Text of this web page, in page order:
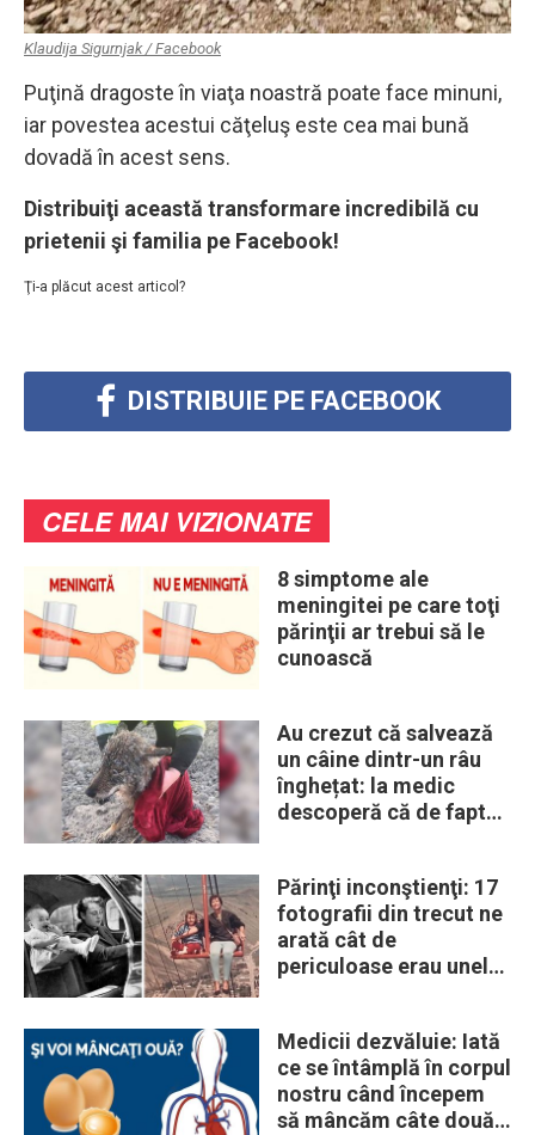
Klaudija Sigurnjak / Facebook
Puţină dragoste în viaţa noastră poate face minuni,
iar povestea acestui căţeluş este cea mai bună
dovadă în acest sens.
Distribuiţi această transformare incredibilă cu
prietenii şi familia pe Facebook!
Ţi-a plăcut acest articol?
DISTRIBUIE PE FACEBOOK
CELE MAI VIZIONATE
8 simptome ale
meningitei pe care toţi
părinţii ar trebui să le
cunoască
Au crezut că salvează
un câine dintr-un râu
înghețat: la medic
descoperă că de fapt
Părinţi inconştienţi: 17
fotografii din trecut ne
arată cât de
periculoase erau unele
Medicii dezvăluie: Iată
ce se întâmplă în corpul
nostru când începem
să mâncăm câte două